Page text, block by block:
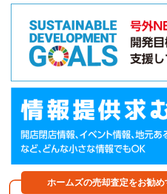
ホームズの売却査定をお勧め